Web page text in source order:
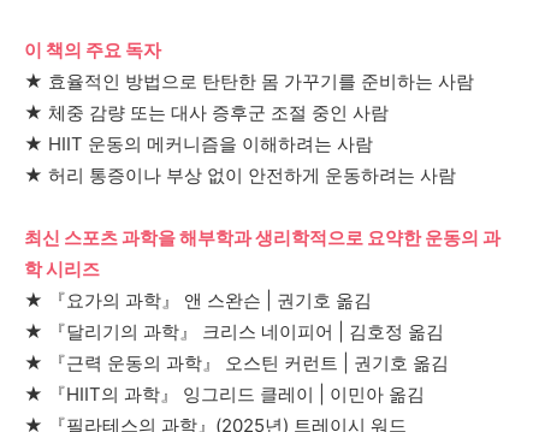
이 책의 주요 독자
★ 효율적인 방법으로 탄탄한 몸 가꾸기를 준비하는 사람
★ 체중 감량 또는 대사 증후군 조절 중인 사람
★ HIIT 운동의 메커니즘을 이해하려는 사람
★ 허리 통증이나 부상 없이 안전하게 운동하려는 사람
최신 스포츠 과학을 해부학과 생리학적으로 요약한 운동의 과
학 시리즈
★ 『요가의 과학 』 앤 스완슨
권기호 옮김
★ 『달리기의 과학 』 크리스 네이피어
김호정 옮김
★ 『근력 운동의 과학 』 오스틴 커런트
권기호 옮김
★ 『HIIT의 과학 』 잉그리드 클레이
이민아 옮김
★ 『필라테스의 과학 』 (2025년) 트레이시 워드